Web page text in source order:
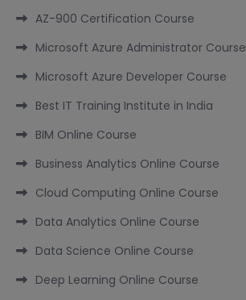
AZ-900 Certification Course
Microsoft Azure Administrator Course
Microsoft Azure Developer Course
Best IT Training Institute in India
BIM Online Course
Business Analytics Online Course
Cloud Computing Online Course
Data Analytics Online Course
Data Science Online Course
Deep Learning Online Course